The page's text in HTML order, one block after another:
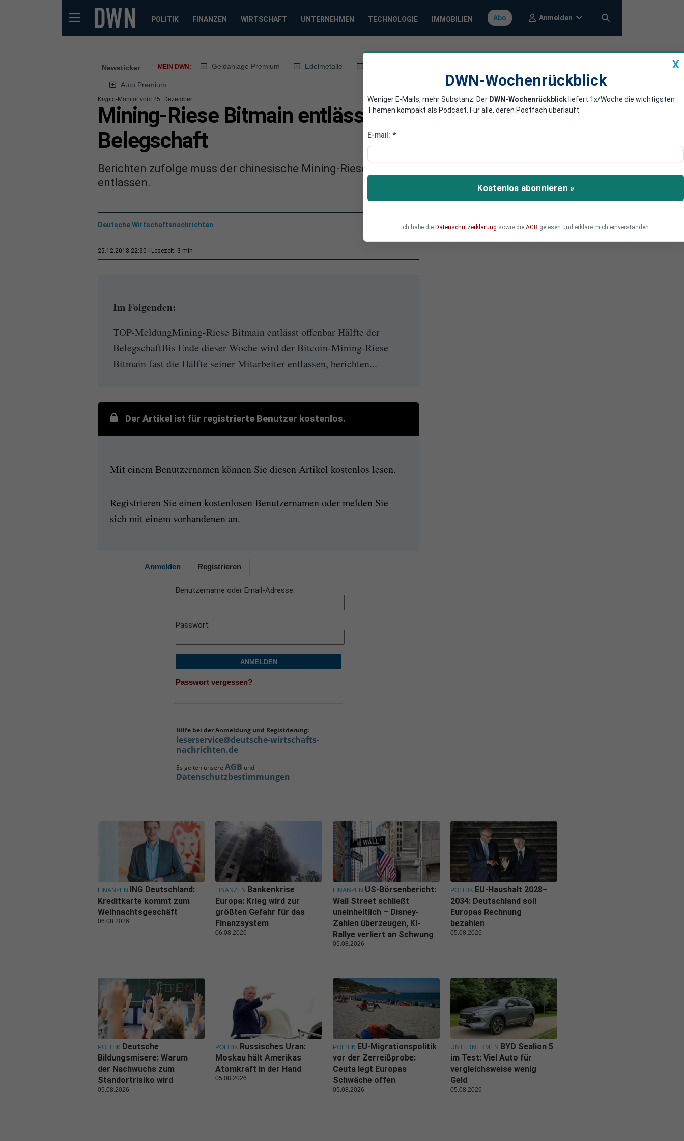
POLITIK FINANZEN WIRTSCHAFT UNTERNEHMEN TECHNOLOGIE IMMOBILIEN Abo Anmelden
Newsticker MEIN DWN: Geldanlage Premium Edelmetalle
Auto Premium
Krypto-Monitor vom 25. Dezember
Mining-Riese Bitmain entlässt offenbar Hälfte der
Belegschaft
Berichten zufolge muss der chinesische Mining-Riese Bitmain fast die Hälfte seiner Mitarbeiter
entlassen.
Deutsche Wirtschaftsnachrichten
25.12.2018 22:30 Lesezeit: 3 min
Im Folgenden:
TOP-MeldungMining-Riese Bitmain entlässt offenbar Hälfte der
BelegschaftBis Ende dieser Woche wird der Bitcoin-Mining-Riese
Bitmain fast die Hälfte seiner Mitarbeiter entlassen, berichten...
Der Artikel ist für registrierte Benutzer kostenlos.
Mit einem Benutzernamen können Sie diesen Artikel kostenlos lesen.
Registrieren Sie einen kostenlosen Benutzernamen oder melden Sie
sich mit einem vorhandenen an.
Anmelden Registrieren
Benutzername oder Email-Adresse
Passwort
ANMELDEN
Passwort vergessen?
Hilfe bei der Anmeldung und Registrierung:
leserservice@deutsche-wirtschafts-
nachrichten.de
Es gelten unsere AGB und
Datenschutzbestimmungen
X
DWN-Wochenrückblick
Weniger E-Mails, mehr Substanz: Der DWN-Wochenrückblick liefert 1x/Woche die wichtigsten
Themen kompakt als Podcast. Für alle, deren Postfach überläuft.
E-mail: *
Kostenlos abonnieren »
Ich habe die Datenschutzerklärung sowie die AGB gelesen und erkläre mich einverstanden.
FINANZEN ING Deutschland:
Kreditkarte kommt zum
Weihnachtsgeschäft
06.08.2026
FINANZEN Bankenkrise
Europa: Krieg wird zur
größten Gefahr für das
Finanzsystem
06.08.2026
FINANZEN US-Börsenbericht:
Wall Street schließt
uneinheitlich – Disney-
Zahlen überzeugen, KI-
Rallye verliert an Schwung
05.08.2026
POLITIK EU-Haushalt 2028–
2034: Deutschland soll
Europas Rechnung
bezahlen
05.08.2026
POLITIK Deutsche
Bildungsmisere: Warum
der Nachwuchs zum
Standortrisiko wird
05.08.2026
POLITIK Russisches Uran:
Moskau hält Amerikas
Atomkraft in der Hand
05.08.2026
POLITIK EU-Migrationspolitik
vor der Zerreißprobe:
Ceuta legt Europas
Schwäche offen
05.08.2026
UNTERNEHMEN BYD Sealion 5
im Test: Viel Auto für
vergleichsweise wenig
Geld
05.08.2026